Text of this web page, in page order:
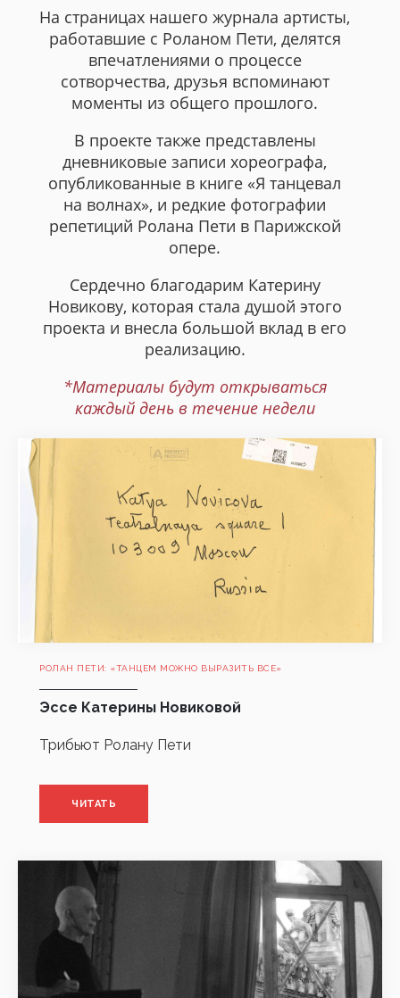
На страницах нашего журнала артисты,
работавшие с Роланом Пети, делятся
впечатлениями о процессе
сотворчества, друзья вспоминают
моменты из общего прошлого.
В проекте также представлены
дневниковые записи хореографа,
опубликованные в книге «Я танцевал
на волнах», и редкие фотографии
репетиций Ролана Пети в Парижской
опере.
Сердечно благодарим Катерину
Новикову, которая стала душой этого
проекта и внесла большой вклад в его
реализацию.
*Материалы будут открываться
каждый день в течение недели
РОЛАН ПЕТИ: «ТАНЦЕМ МОЖНО ВЫРАЗИТЬ ВСЕ»
Эссе Катерины Новиковой
Трибьют Ролану Пети
ЧИТАТЬ